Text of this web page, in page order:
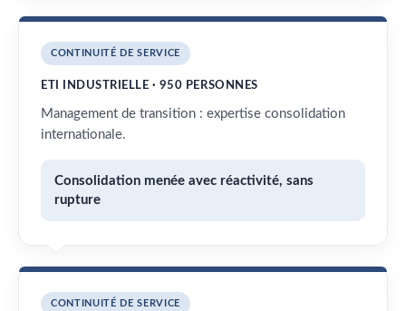
CONTINUITÉ DE SERVICE
ETI INDUSTRIELLE · 950 PERSONNES
Management de transition : expertise consolidation
internationale.
Consolidation menée avec réactivité, sans
rupture
CONTINUITÉ DE SERVICE